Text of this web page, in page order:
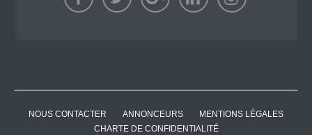
NOUS CONTACTER ANNONCEURS
MENTIONS LÉGALES
CHARTE DE CONFIDENTIALITÉ